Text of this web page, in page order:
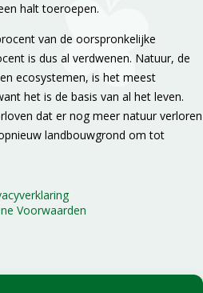
halt toeroepen.
van de oorspronkelijke
is dus al verdwenen. Natuur, de
ecosystemen, is het meest
het is de basis van al het leven.
dat er nog meer natuur verloren
landbouwgrond om tot
Voorwaarden